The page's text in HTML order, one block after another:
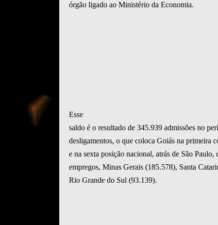
órgão ligado ao Ministério da Economia.
Esse
saldo é o resultado de 345.939 admissões no
desligamentos, o que coloca Goiás na primeira
e na sexta posição nacional, atrás de São Paulo,
empregos, Minas Gerais (185.578), Santa
Rio Grande do Sul (93.139).